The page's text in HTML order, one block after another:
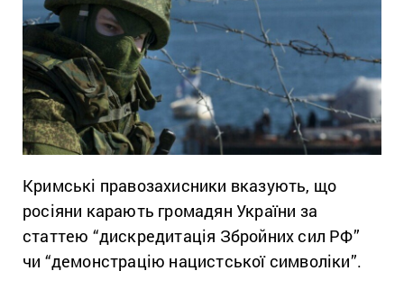
Кримські правозахисники вказують, що
росіяни карають громадян України за
статтею “дискредитація Збройних сил РФ”
чи “демонстрацію нацистської символіки”.